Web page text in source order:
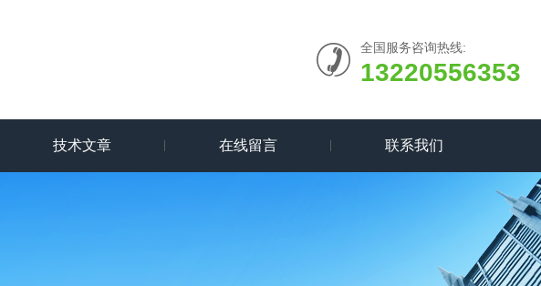
全国服务咨询热线:
13220556353
技术文章 在线留言 联系我们